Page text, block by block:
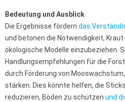
Bedeutung und Ausblick
Die Ergebnisse fördern das
und betonen die Notwendigkeit,
ökologische Modelle einzubeziehen.
Handlungsempfehlungen für die
durch Förderung von
stärken. Dies könnte helfen, die
reduzieren, Böden zu schützen und